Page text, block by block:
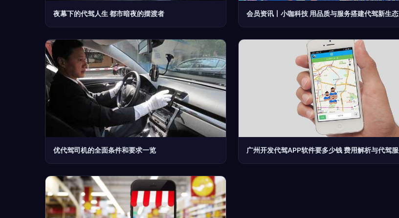
夜幕下的代驾人生 都市暗夜的摆渡者 会员资讯丨小咖科技 用品质与服务搭建代驾新生态
优代驾司机的全面条件和要求一览